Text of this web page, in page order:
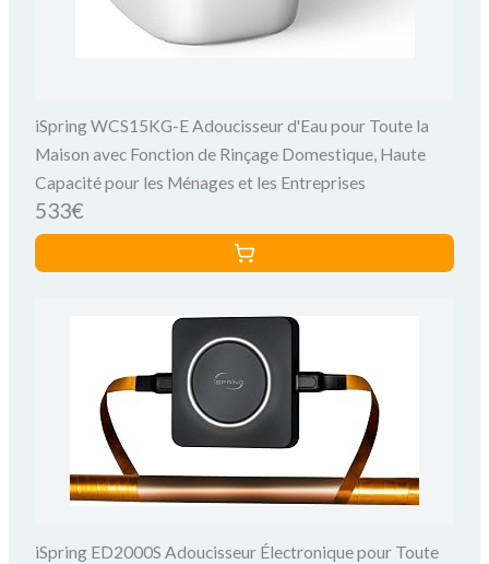
iSpring WCS15KG-E Adoucisseur d'Eau pour Toute la
Maison avec Fonction de Rinçage Domestique, Haute
Capacité pour les Ménages et les Entreprises
533€
iSpring ED2000S Adoucisseur Électronique pour Toute